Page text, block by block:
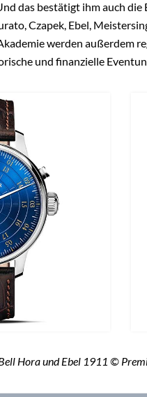
Unbegrenzter Zugriff